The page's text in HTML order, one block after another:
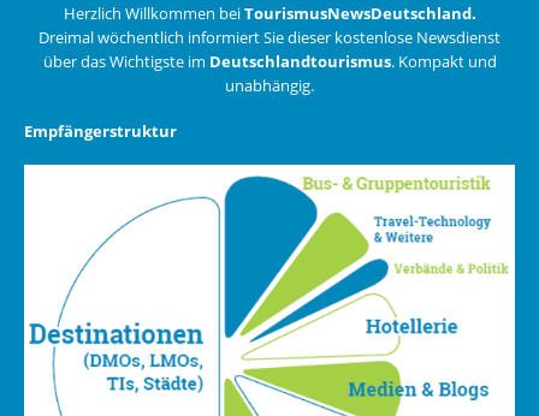
Herzlich Willkommen beiTourismusNewsDeutschland.
Dreimal wöchentlich informiert Sie dieser kostenlose Newsdienst
über das Wichtigste im Deutschlandtourismus. Kompakt und
unabhängig.
Empfängerstruktur